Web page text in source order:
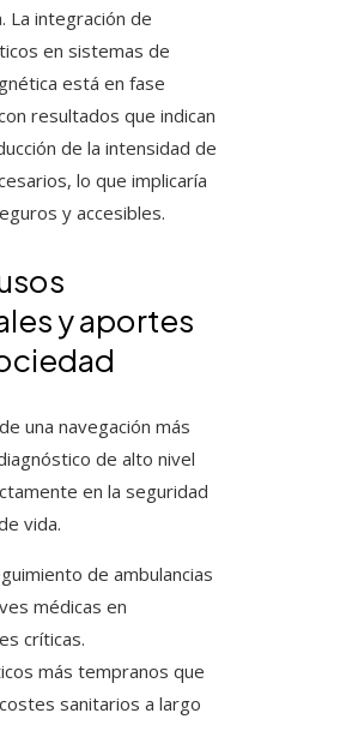
La integración de
en sistemas de
está en fase
resultados que indican
de la intensidad de
lo que implicaría
y accesibles.
y aportes
una navegación más
de alto nivel
en la seguridad
vida.
de ambulancias
médicas en
críticas.
más tempranos que
sanitarios a largo